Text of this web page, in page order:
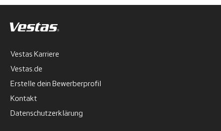
Vestas Karriere
Vestas.de
Erstelle dein Bewerberprofil
Kontakt
Datenschutzerklärung